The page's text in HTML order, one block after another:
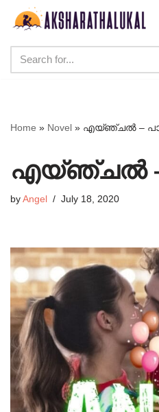
content
Home » Novel » എയ്ഞ്ചൽ –
എയ്ഞ്ചൽ –
by Angel July 18, 2020